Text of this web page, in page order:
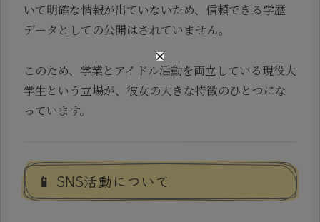
いて明確な情報が出ていないため、信頼できる学歴
データとしての公開はされていません。
このため、学業とアイドル活動を両立している現役大
学生という立場が、彼女の大きな特徴のひとつにな
っています。
📱 SNS活動について